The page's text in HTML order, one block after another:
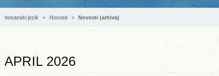
bosanski jezik Novosti Novosti (arhiva)
APRIL 2026